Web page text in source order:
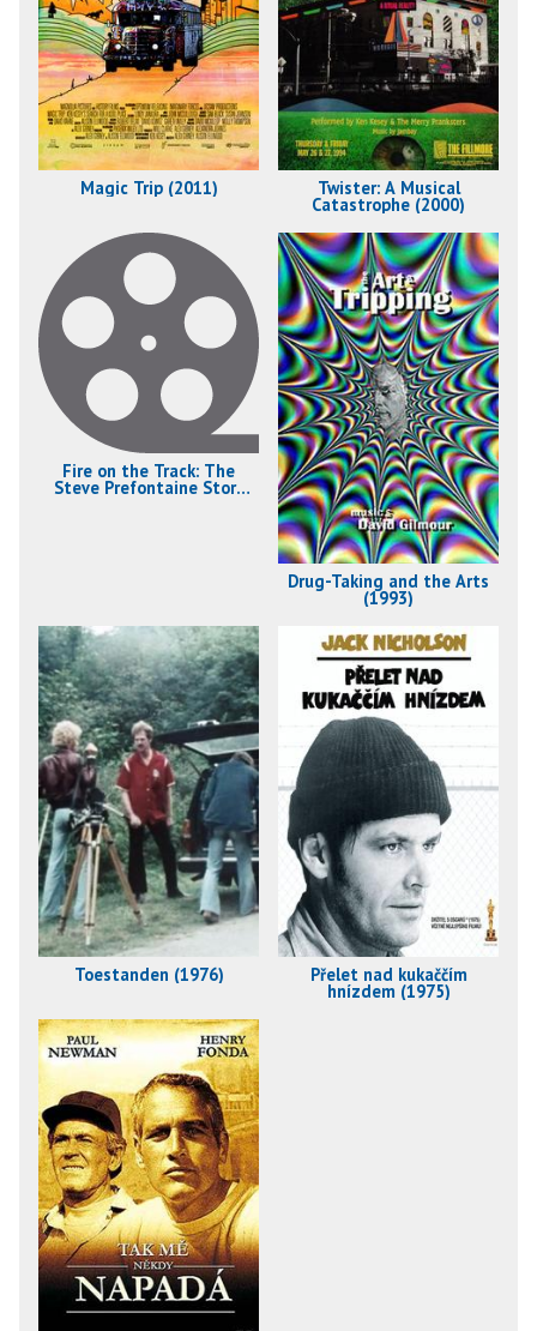
Magic Trip (2011) Twister: A Musical
Catastrophe (2000)
Fire on the Track: The
Steve Prefontaine Story
Drug-Taking and the Arts
(1993)
Toestanden (1976) Přelet nad kukaččím
hnízdem (1975)